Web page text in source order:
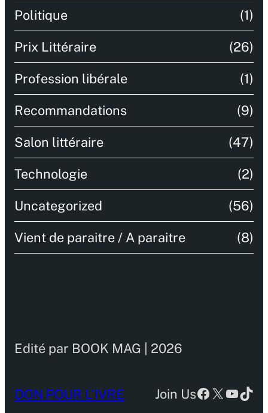
Politique (1)
Prix Littéraire (26)
Profession libérale (1)
Recommandations (9)
Salon littéraire (47)
Technologie (2)
Uncategorized (56)
Vient de paraitre / A paraitre (8)
Edité par BOOK MAG | 2026
DON POUR L’IVRE Join UsFacebook
X